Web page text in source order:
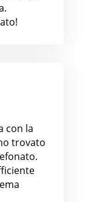
con la
trovato